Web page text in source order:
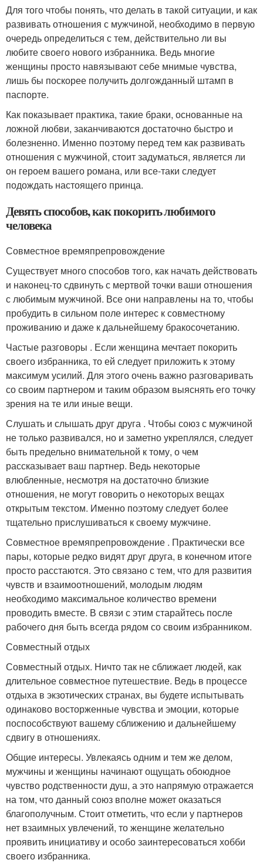
Для того чтобы понять, что делать в такой ситуации, и как
развивать отношения с мужчиной, необходимо в первую
очередь определиться с тем, действительно ли вы
любите своего нового избранника. Ведь многие
женщины просто навязывают себе мнимые чувства,
лишь бы поскорее получить долгожданный штамп в
паспорте.
Как показывает практика, такие браки, основанные на
ложной любви, заканчиваются достаточно быстро и
болезненно. Именно поэтому перед тем как развивать
отношения с мужчиной, стоит задуматься, является ли
он героем вашего романа, или все-таки следует
подождать настоящего принца.
Девять способов, как покорить любимого
человека
Совместное времяпрепровождение
Существует много способов того, как начать действовать
и наконец-то сдвинуть с мертвой точки ваши отношения
с любимым мужчиной. Все они направлены на то, чтобы
пробудить в сильном поле интерес к совместному
проживанию и даже к дальнейшему бракосочетанию.
Частые разговоры . Если женщина мечтает покорить
своего избранника, то ей следует приложить к этому
максимум усилий. Для этого очень важно разговаривать
со своим партнером и таким образом выяснять его точку
зрения на те или иные вещи.
Слушать и слышать друг друга . Чтобы союз с мужчиной
не только развивался, но и заметно укреплялся, следует
быть предельно внимательной к тому, о чем
рассказывает ваш партнер. Ведь некоторые
влюбленные, несмотря на достаточно близкие
отношения, не могут говорить о некоторых вещах
открытым текстом. Именно поэтому следует более
тщательно прислушиваться к своему мужчине.
Совместное времяпрепровождение . Практически все
пары, которые редко видят друг друга, в конечном итоге
просто расстаются. Это связано с тем, что для развития
чувств и взаимоотношений, молодым людям
необходимо максимальное количество времени
проводить вместе. В связи с этим старайтесь после
рабочего дня быть всегда рядом со своим избранником.
Совместный отдых
Совместный отдых. Ничто так не сближает людей, как
длительное совместное путешествие. Ведь в процессе
отдыха в экзотических странах, вы будете испытывать
одинаково восторженные чувства и эмоции, которые
поспособствуют вашему сближению и дальнейшему
сдвигу в отношениях.
Общие интересы. Увлекаясь одним и тем же делом,
мужчины и женщины начинают ощущать обоюдное
чувство родственности душ, а это напрямую отражается
на том, что данный союз вполне может оказаться
благополучным. Стоит отметить, что если у партнеров
нет взаимных увлечений, то женщине желательно
проявить инициативу и особо заинтересоваться хобби
своего избранника.